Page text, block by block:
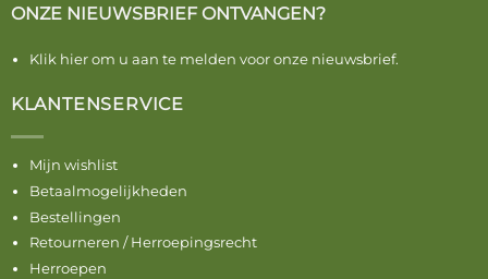
ONZE NIEUWSBRIEF ONTVANGEN?
Klik hier om u aan te melden voor onze nieuwsbrief.
KLANTENSERVICE
Mijn wishlist
Betaalmogelijkheden
Bestellingen
Retourneren / Herroepingsrecht
Herroepen